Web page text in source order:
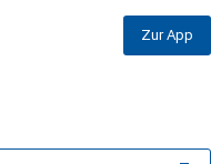
Zur App